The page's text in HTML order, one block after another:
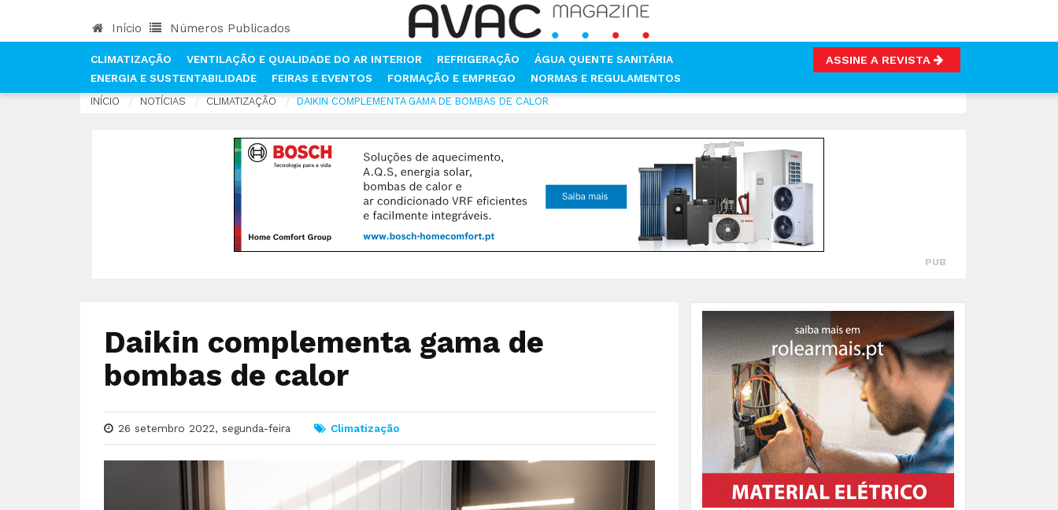
Início Números Publicados
CLIMATIZAÇÃO VENTILAÇÃO E QUALIDADE DO AR INTERIOR REFRIGERAÇÃO
ÁGUA QUENTE SANITÁRIA
ENERGIA E SUSTENTABILIDADE
FEIRAS E EVENTOS FORMAÇÃO E EMPREGO NORMAS E REGULAMENTOS
ASSINE A REVISTA
INÍCIO NOTÍCIAS CLIMATIZAÇÃO DAIKIN COMPLEMENTA GAMA DE BOMBAS DE CALOR
PUB
Daikin complementa gama de
bombas de calor
26 setembro 2022, segunda-feira Climatização